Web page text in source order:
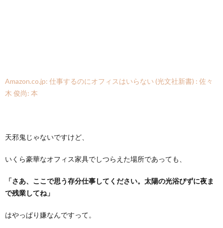
Amazon.co.jp: 仕事するのにオフィスはいらない (光文社新書) : 佐々
木 俊尚: 本
天邪鬼じゃないですけど、
いくら豪華なオフィス家具でしつらえた場所であっても、
「さあ、ここで思う存分仕事してください。太陽の光浴びずに夜ま
で残業してね」
はやっぱり嫌なんですって。